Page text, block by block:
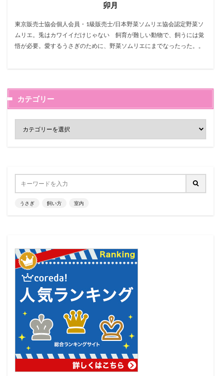
卯月
東京販売士協会個人会員・1級販売士/日本野菜ソムリエ協会認定野菜ソ
ムリエ。兎はカワイイだけじゃない 飼育が難しい動物で、飼うには覚
悟が必要。愛するうさぎのために、野菜ソムリエにまでなったった。。
カテゴリー
うさぎ 飼い方 室内